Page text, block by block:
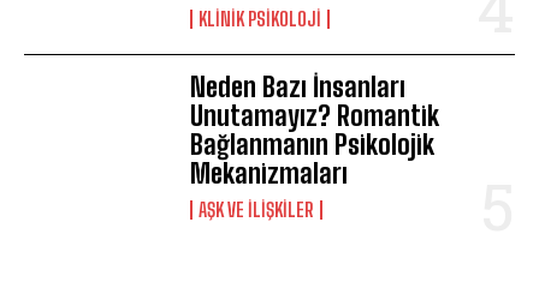
KLINIK PSIKOLOJI
Neden Bazı İnsanları
Unutamayız? Romantik
Bağlanmanın Psikolojik
Mekanizmaları
AŞK VE İLIŞKILER